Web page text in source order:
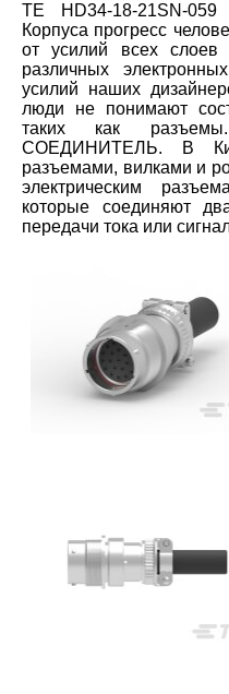
TE HD34-18-21SN-
Корпуса прогресс
от усилий всех слоев
различных
усилий наших
люди не понимают
таких как
СОЕДИНИТЕЛЬ. В
разъемами, вилками и
электрическим
которые соединяют
передачи тока или